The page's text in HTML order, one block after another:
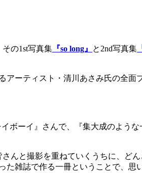
その1st写真集 『so long』 と2nd写真集
アーティスト・清川あさみ氏の全面
ボーイ』さんで、『集大成のよう
んと撮影を重ねていくうちに、ど
雑誌で作る一冊ということで、思